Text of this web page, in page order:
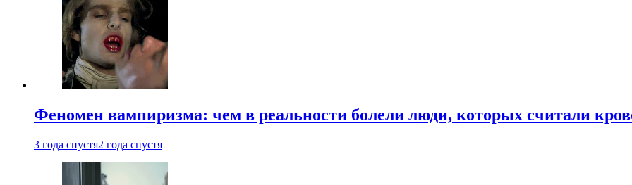
Феномен вампиризма: чем в реальности болели люди, которых считали
3 года спустя2 года спустя